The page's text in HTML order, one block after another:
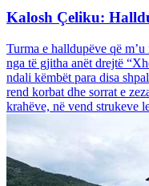
Kalosh Çeliku:
Turma e halldupëve që
nga të gjitha anët drejtë
ndali këmbët para disa
rend korbat dhe sorrat e
krahëve, në vend strukeve